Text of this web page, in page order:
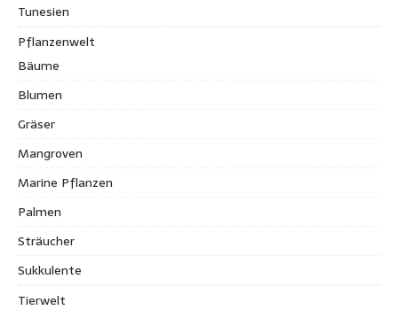
Tunesien
Pflanzenwelt
Bäume
Blumen
Gräser
Mangroven
Marine Pflanzen
Palmen
Sträucher
Sukkulente
Tierwelt